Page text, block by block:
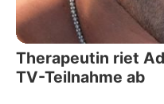
Therapeutin riet
TV-Teilnahme ab